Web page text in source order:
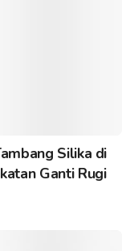
Silika di
Ganti Rugi